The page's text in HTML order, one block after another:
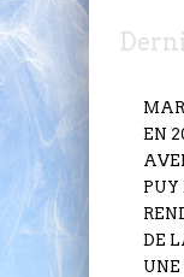
EN
PUY
DE
UNE